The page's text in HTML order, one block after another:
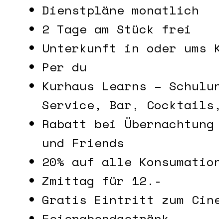
Dienstpläne monatlich
2 Tage am Stück frei
Unterkunft in oder ums
Per du
Kurhaus Learns –
Service, Bar,
Rabatt bei
und Friends
20% auf alle
Zmittag für 12.-
Gratis Eintritt zum